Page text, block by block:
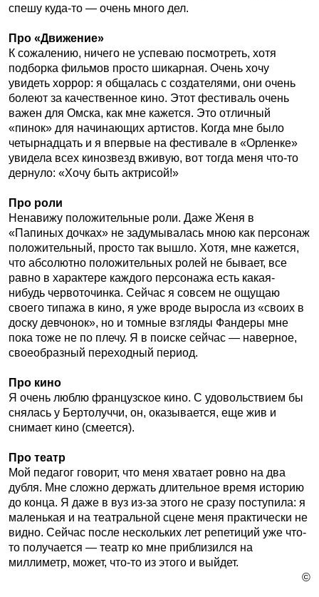
спешу куда-то — очень много дел.
Про «Движение»
К сожалению, ничего не успеваю посмотреть, хотя
подборка фильмов просто шикарная. Очень хочу
увидеть хоррор: я общалась с создателями, они очень
болеют за качественное кино. Этот фестиваль очень
важен для Омска, как мне кажется. Это отличный
«пинок» для начинающих артистов. Когда мне было
четырнадцать и я впервые на фестивале в «Орленке»
увидела всех кинозвезд вживую, вот тогда меня что-то
дернуло: «Хочу быть актрисой!»
Про роли
Ненавижу положительные роли. Даже Женя в
«Папиных дочках» не задумывалась мною как персонаж
положительный, просто так вышло. Хотя, мне кажется,
что абсолютно положительных ролей не бывает, все
равно в характере каждого персонажа есть какая-
нибудь червоточинка. Сейчас я совсем не ощущаю
своего типажа в кино, я уже вроде выросла из «своих в
доску девчонок», но и томные взгляды Фандеры мне
пока тоже не по плечу. Я в поиске сейчас — наверное,
своеобразный переходный период.
Про кино
Я очень люблю французское кино. С удовольствием бы
снялась у Бертолуччи, он, оказывается, еще жив и
снимает кино (смеется).
Про театр
Мой педагог говорит, что меня хватает ровно на два
дубля. Мне сложно держать длительное время историю
до конца. Я даже в вуз из-за этого не сразу поступила: я
маленькая и на театральной сцене меня практически не
видно. Сейчас после нескольких лет репетиций уже что-
то получается — театр ко мне приблизился на
миллиметр, может, что-то из этого и выйдет.
©